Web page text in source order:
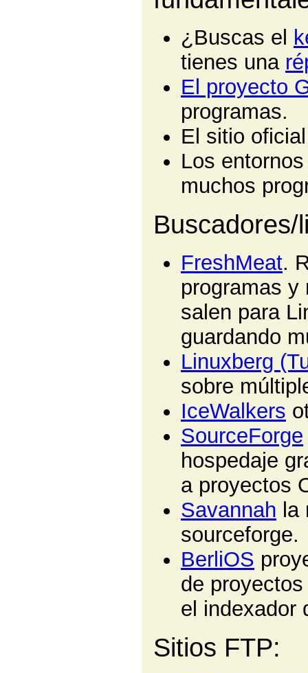
¿Buscas el
tienes una
El proyecto
programas.
El sitio
Los
muchos
FreshMeat.
programas y
salen para
guardando
Linuxberg
sobre
IceWalkers
SourceForge
hospedaje
a proyectos
Savannah
sourceforge.
BerliOS
de
el indexador
Sitios FTP: